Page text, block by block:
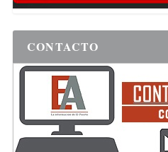
CONTACTO